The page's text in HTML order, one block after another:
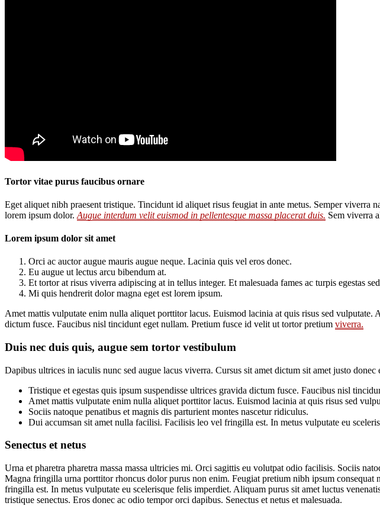
Tortor vitae purus faucibus ornare
Eget aliquet nibh praesent tristique. Tincidunt id aliquet risus feugiat in ante metus. Semper
lorem ipsum dolor. Augue interdum velit euismod in pellentesque massa placerat duis. Sem viverra
Lorem ipsum dolor sit amet
Orci ac auctor augue mauris augue neque. Lacinia quis vel eros donec.
Eu augue ut lectus arcu bibendum at.
Et tortor at risus viverra adipiscing at in tellus integer. Et malesuada fames ac turpis egestas
Mi quis hendrerit dolor magna eget est lorem ipsum.
Amet mattis vulputate enim nulla aliquet porttitor lacus. Euismod lacinia at quis risus sed vulputate.
dictum fusce. Faucibus nisl tincidunt eget nullam. Pretium fusce id velit ut tortor pretium viverra.
Duis nec duis quis, augue sem tortor vestibulum
Dapibus ultrices in iaculis nunc sed augue lacus viverra. Cursus sit amet dictum sit amet justo donec
Tristique et egestas quis ipsum suspendisse ultrices gravida dictum fusce. Faucibus nisl
Amet mattis vulputate enim nulla aliquet porttitor lacus. Euismod lacinia at quis risus sed
Sociis natoque penatibus et magnis dis parturient montes nascetur ridiculus.
Dui accumsan sit amet nulla facilisi. Facilisis leo vel fringilla est. In metus vulputate eu
Senectus et netus
Urna et pharetra pharetra massa massa ultricies mi. Orci sagittis eu volutpat odio facilisis. Sociis
Magna fringilla urna porttitor rhoncus dolor purus non enim. Feugiat pretium nibh ipsum
fringilla est. In metus vulputate eu scelerisque felis imperdiet. Aliquam purus sit amet luctus
tristique senectus. Eros donec ac odio tempor orci dapibus. Senectus et netus et malesuada.